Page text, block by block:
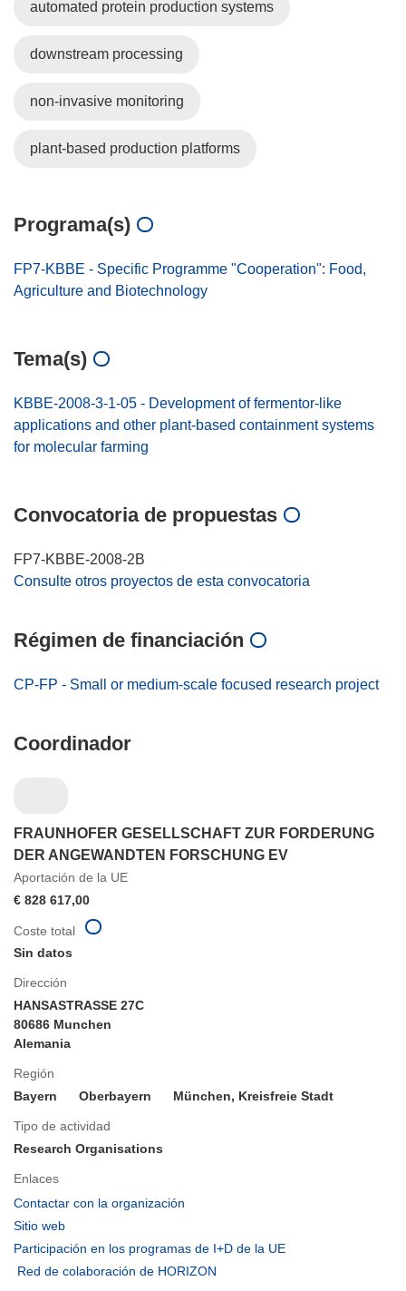
automated protein production systems
downstream processing
non-invasive monitoring
plant-based production platforms
Programa(s)
FP7-KBBE - Specific Programme "Cooperation": Food,
Agriculture and Biotechnology
Tema(s)
KBBE-2008-3-1-05 - Development of fermentor-like
applications and other plant-based containment systems
for molecular farming
Convocatoria de propuestas
FP7-KBBE-2008-2B
Consulte otros proyectos de esta convocatoria
Régimen de financiación
CP-FP - Small or medium-scale focused research project
Coordinador
FRAUNHOFER GESELLSCHAFT ZUR FORDERUNG
DER ANGEWANDTEN FORSCHUNG EV
Aportación de la UE
€ 828 617,00
Dirección
HANSASTRASSE 27C
80686 Munchen
Alemania
Región
Bayern
Oberbayern München, Kreisfreie Stadt
Tipo de actividad
Research Organisations
Enlaces
Contactar con la organización
nueva
Sitio web
abrirá
Participación en los programas de I+D de la UE
Red de colaboración de HORIZON
Coste total
Sin datos